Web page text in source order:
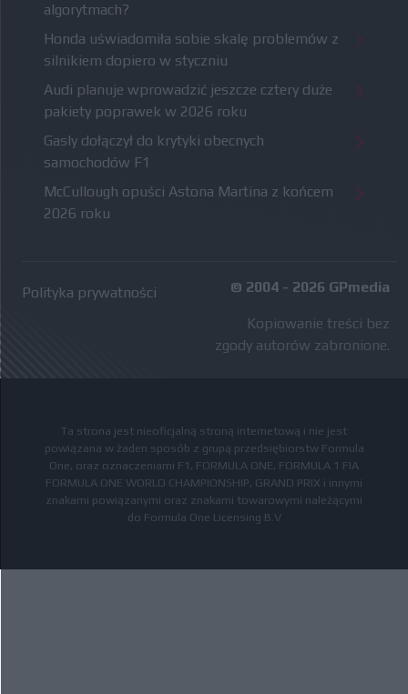
algorytmach?
Honda uświadomiła sobie skalę problemów z
silnikiem dopiero w styczniu
Audi planuje wprowadzić jeszcze cztery duże
pakiety poprawek w 2026 roku
Gasly dołączył do krytyki obecnych
samochodów F1
McCullough opuści Astona Martina z końcem
2026 roku
Polityka prywatności © 2004 - 2026 GPmedia
Kopiowanie treści bez
zgody autorów zabronione.
Ta strona jest nieoficjalną stroną internetową i nie jest
powiązana w żaden sposób z grupą przedsiębiorstw Formula
One, oraz oznaczeniami F1, FORMULA ONE, FORMULA 1 FIA
FORMULA ONE WORLD CHAMPIONSHIP, GRAND PRIX i innymi
znakami powiązanymi oraz znakami towarowymi należącymi
do Formula One Licensing B.V